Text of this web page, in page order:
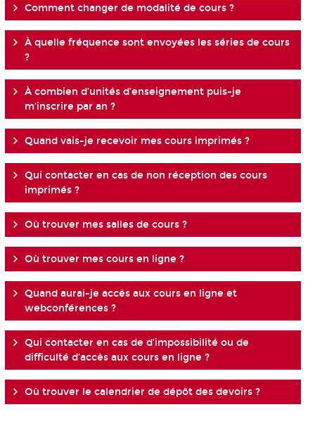
Comment changer de modalité de cours ?
À quelle fréquence sont envoyées les séries de cours
?
À combien d’unités d’enseignement puis-je
m’inscrire par an ?
Quand vais-je recevoir mes cours imprimés ?
Qui contacter en cas de non réception des cours
imprimés ?
Où trouver mes salles de cours ?
Où trouver mes cours en ligne ?
Quand aurai-je accès aux cours en ligne et
webconférences ?
Qui contacter en cas de d’impossibilité ou de
difficulté d’accès aux cours en ligne ?
Où trouver le calendrier de dépôt des devoirs ?